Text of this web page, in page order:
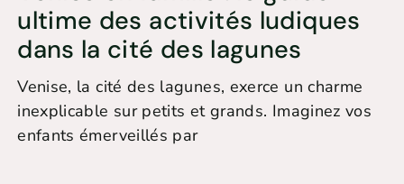
ultime des activités ludiques
dans la cité des lagunes
Venise, la cité des lagunes, exerce un charme
inexplicable sur petits et grands. Imaginez vos
enfants émerveillés par